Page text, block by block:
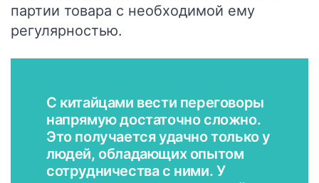
партии товара с необходимой ему
регулярностью.
С китайцами вести переговоры
напрямую достаточно сложно.
Это получается удачно только у
людей, обладающих опытом
сотрудничества с ними. У